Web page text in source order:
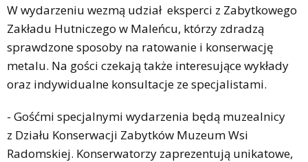
W wydarzeniu wezmą udział eksperci z Zabytkowego
Zakładu Hutniczego w Maleńcu, którzy zdradzą
sprawdzone sposoby na ratowanie i konserwację
metalu. Na gości czekają także interesujące wykłady
oraz indywidualne konsultacje ze specjalistami.
- Gośćmi specjalnymi wydarzenia będą muzealnicy
z Działu Konserwacji Zabytków Muzeum Wsi
Radomskiej. Konserwatorzy zaprezentują unikatowe,